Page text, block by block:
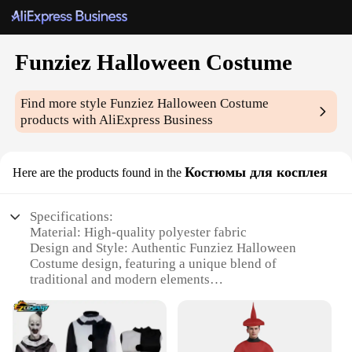
Funziez Halloween Costume
Find more styleFunziez Halloween Costume
products with AliExpress Business
Here are the products found in the Костюмы для косплея
Specifications:
Material: High-quality polyester fabric
Design and Style: Authentic Funziez Halloween
Costume design, featuring a unique blend of
traditional and modern elements
cosplay events, and themed gatherings
Typical Adaptive Scenario: Versatile costume
suitable for both indoor and outdoor events